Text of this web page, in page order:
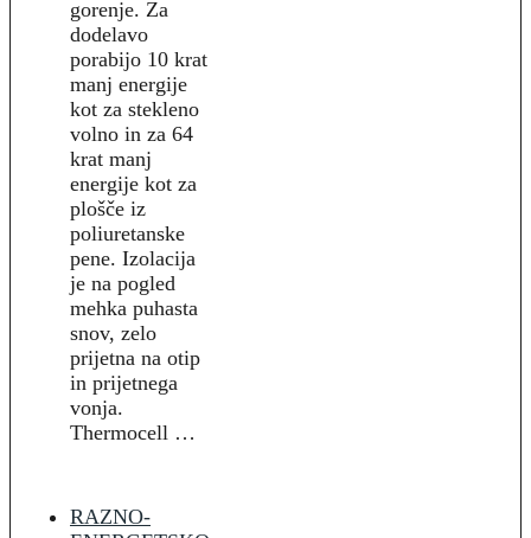
gorenje. Za
dodelavo
porabijo 10 krat
manj energije
kot za stekleno
volno in za 64
krat manj
energije kot za
plošče iz
poliuretanske
pene. Izolacija
je na pogled
mehka puhasta
snov, zelo
prijetna na otip
in prijetnega
vonja.
Thermocell …
RAZNO-